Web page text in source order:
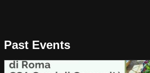
Past Events